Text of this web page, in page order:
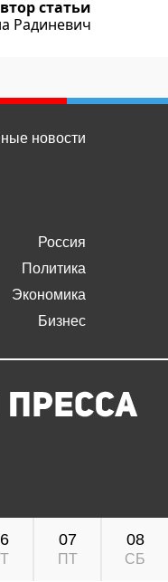
статьи
Радиневич
новости
Россия
Политика
Экономика
Бизнес
07
ПТ
08
СБ